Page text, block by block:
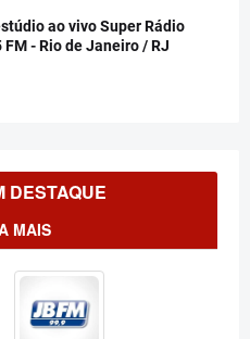
ao vivo Super Rádio
FM - Rio de Janeiro / RJ
DESTAQUE
MAIS